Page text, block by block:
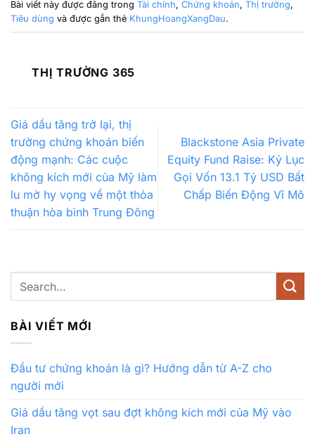
Bài viết này được đăng trong Tài chính, Chứng khoán, Thị trường,
Tiêu dùng và được gắn thẻ KhungHoangXangDau.
THỊ TRƯỜNG 365
Giá dầu tăng trở lại, thị
trường chứng khoán biến
động mạnh: Các cuộc
không kích mới của Mỹ làm
lu mờ hy vọng về một thỏa
thuận hòa bình Trung Đông
Blackstone Asia Private
Equity Fund Raise: Kỷ Lục
Gọi Vốn 13.1 Tỷ USD Bất
Chấp Biến Động Vĩ Mô
BÀI VIẾT MỚI
Đầu tư chứng khoán là gì? Hướng dẫn từ A-Z cho
người mới
Giá dầu tăng vọt sau đợt không kích mới của Mỹ vào
Iran